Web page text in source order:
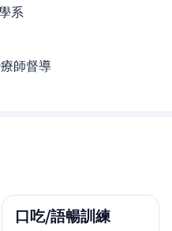
系
師督導
口吃/語暢訓練